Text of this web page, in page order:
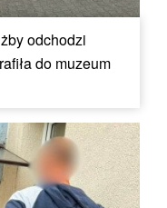
odchodzi
do muzeum